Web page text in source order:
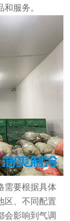
服务。
要根据具体
区、不同配置
会影响到气调